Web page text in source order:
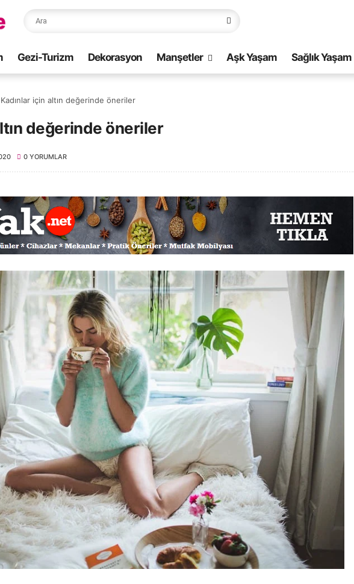
Gezi-Turizm Dekorasyon Manşetler Aşk Yaşam Sağlık Yaşam
Kadınlar için altın değerinde öneriler
değerinde öneriler
0 YORUMLAR